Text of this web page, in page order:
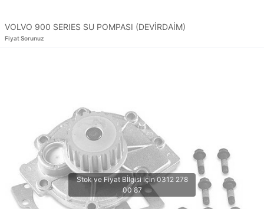
VOLVO 900 SERIES SU POMPASI (DEVİRDAİM)
Fiyat Sorunuz